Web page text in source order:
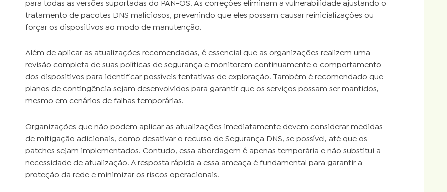
para todas as versões suportadas do PAN-OS. As correções eliminam a vulnerabilidade ajustando o
tratamento de pacotes DNS maliciosos, prevenindo que eles possam causar reinicializações ou
forçar os dispositivos ao modo de manutenção.
Além de aplicar as atualizações recomendadas, é essencial que as organizações realizem uma
revisão completa de suas políticas de segurança e monitorem continuamente o comportamento
dos dispositivos para identificar possíveis tentativas de exploração. Também é recomendado que
planos de contingência sejam desenvolvidos para garantir que os serviços possam ser mantidos,
mesmo em cenários de falhas temporárias.
Organizações que não podem aplicar as atualizações imediatamente devem considerar medidas
de mitigação adicionais, como desativar o recurso de Segurança DNS, se possível, até que os
patches sejam implementados. Contudo, essa abordagem é apenas temporária e não substitui a
necessidade de atualização. A resposta rápida a essa ameaça é fundamental para garantir a
proteção da rede e minimizar os riscos operacionais.